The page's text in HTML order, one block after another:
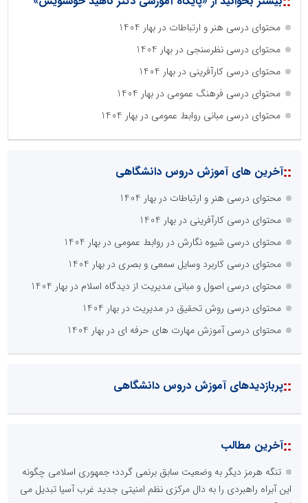
محتوای درسی هنر و ارتباطات در بهار 1404
محتوای درسی نظرسنجی در بهار 1404
محتوای درسی کارآفرینی در بهار 1404
محتوای درسی فرهنگ عمومی در بهار 1404
محتوای درسی مبانی روابط عمومی در بهار 1404
::آخرین های آموزش دروس دانشگاهی
محتوای درسی هنر و ارتباطات در بهار 1404
محتوای درسی کارآفرینی در بهار 1404
محتوای درسی شیوه نگارش در روابط عمومی در بهار 1404
محتوای درسی کاربرد وسایل سمعی و بصری در بهار 1404
محتوای درسی اصول و مبانی مدیریت از دیدگاه اسلام در بهار 1404
محتوای درسی روش تحقیق در مدیریت در بهار 1404
محتوای درسی آموزش مهارت های حرفه ای در بهار 1404
::پربازدیدهای آموزش دروس دانشگاهی
::آخرین مطالب
تنگه هرمز دیگر به وضعیت سابق برنمی گردد؛ جمهوری اسلامی چگونه
این آبراه راهبردی را به دال مرکزی نظم امنیتی جدید غرب آسیا تبدیل می